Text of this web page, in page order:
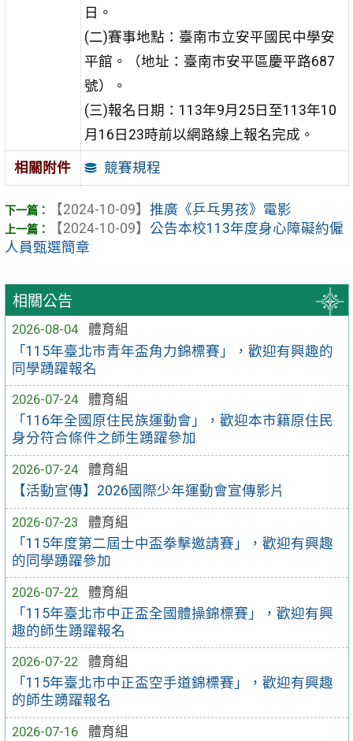
相關公告
2026-08-04
體育組
「115年臺北市青年盃角力錦標賽」，歡迎有興趣的
同學踴躍報名
2026-07-24
體育組
「116年全國原住民族運動會」，歡迎本市籍原住民
身分符合條件之師生踴躍參加
2026-07-24
體育組
【活動宣傳】2026國際少年運動會宣傳影片
2026-07-23
體育組
「115年度第二屆士中盃拳擊邀請賽」，歡迎有興趣
的同學踴躍參加
2026-07-22
體育組
「115年臺北市中正盃全國體操錦標賽」，歡迎有興
趣的師生踴躍報名
2026-07-22
體育組
「115年臺北市中正盃空手道錦標賽」，歡迎有興趣
的師生踴躍報名
2026-07-16
體育組
日。
(二)賽事地點：臺南市立安平國民中學安
平館。（地址：臺南市安平區慶平路687
號）。
(三)報名日期：113年9月25日至113年10
月16日23時前以網路線上報名完成。
相關附件 競賽規程
【2024-10-09】 推廣《乒乓男孩》電影
【2024-10-09】 公告本校113年度身心障礙約僱
人員甄選簡章